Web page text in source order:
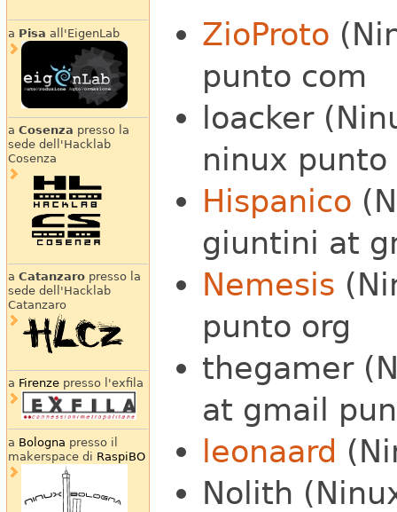
a Pisa all'EigenLab
a Cosenza presso la
sede dell'Hacklab
Cosenza
a Catanzaropresso la
sede dell'Hacklab
Catanzaro
a Firenzepresso l'exfila
a Bologna presso il
makerspace di RaspiBO
ZioProto
punto com
loacker
ninux punto
Hispanico
giuntini at
Nemesis
punto org
thegamer
at gmail
leonaard
Nolith